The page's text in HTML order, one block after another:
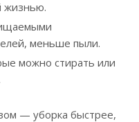
жизнью.
меньше пыли.
можно стирать или
— уборка быстрее,